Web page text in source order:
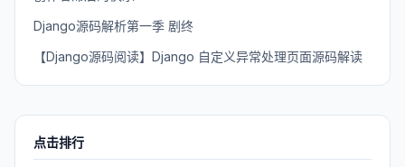
Django源码解析第一季 剧终
【Django源码阅读】Django 自定义异常处理页面源码解读
点击排行